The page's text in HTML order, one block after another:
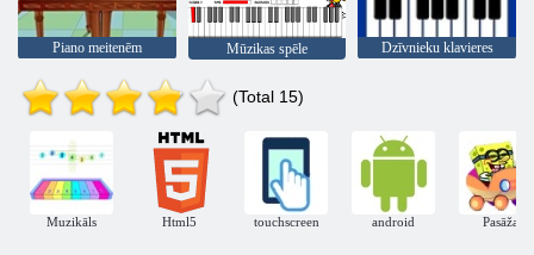
Piano meitenēm Mūzikas spēle Dzīvnieku klavieres
(Total 15)
Muzikāls Html5 touchscreen android Pasāža